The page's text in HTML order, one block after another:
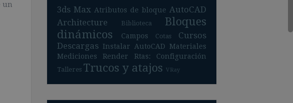
un
3ds Max Atributos de bloque AutoCAD
Architecture
Biblioteca
Bloques
dinámicos
Campos Cotas
Cursos
Descargas Instalar AutoCAD
Materiales
Mediciones
Render Rtas: Configuración
Talleres Trucos y atajos VRay